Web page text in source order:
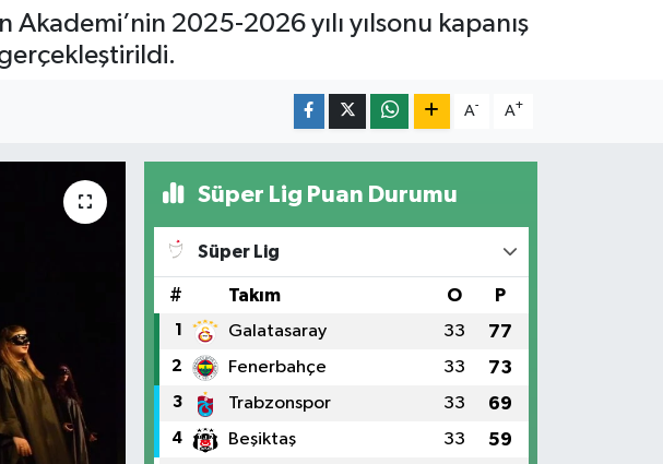
2025-2026 yılı yılsonu kapanış
A- A+
Süper Lig Puan Durumu
Süper Lig
# Takım O P
1 Galatasaray 33 77
2 Fenerbahçe 33 73
3 Trabzonspor 33 69
4 Beşiktaş 33 59